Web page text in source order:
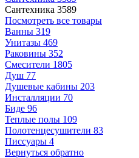
Сантехника 3589
Посмотреть все товары
Ванны 319
Унитазы 469
Раковины 352
Смесители 1805
Душ 77
Душевые кабины 203
Инсталляции 70
Биде 96
Теплые полы 109
Полотенцесушители 83
Писсуары 4
Вернуться обратно